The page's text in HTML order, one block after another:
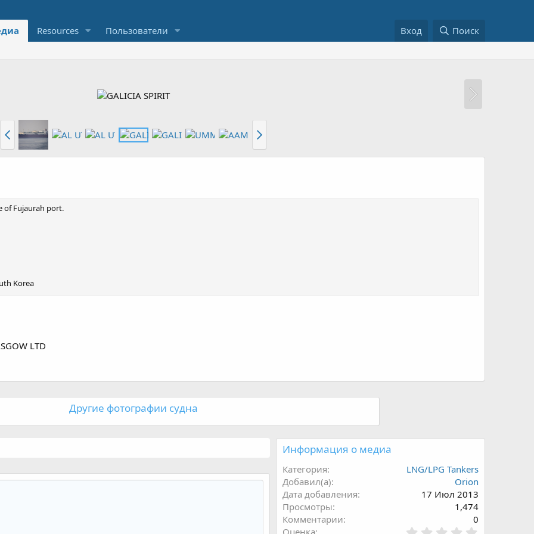
Resources Пользователи Вход Поиск
of Fujaurah port.
Korea
LTD
Другие фотографии судна
Информация о медиа
Категория
LNG/LPG Tankers
Добавил(а)
Orion
Дата добавления
17 Июл 2013
Просмотры
1,474
Комментарии
0